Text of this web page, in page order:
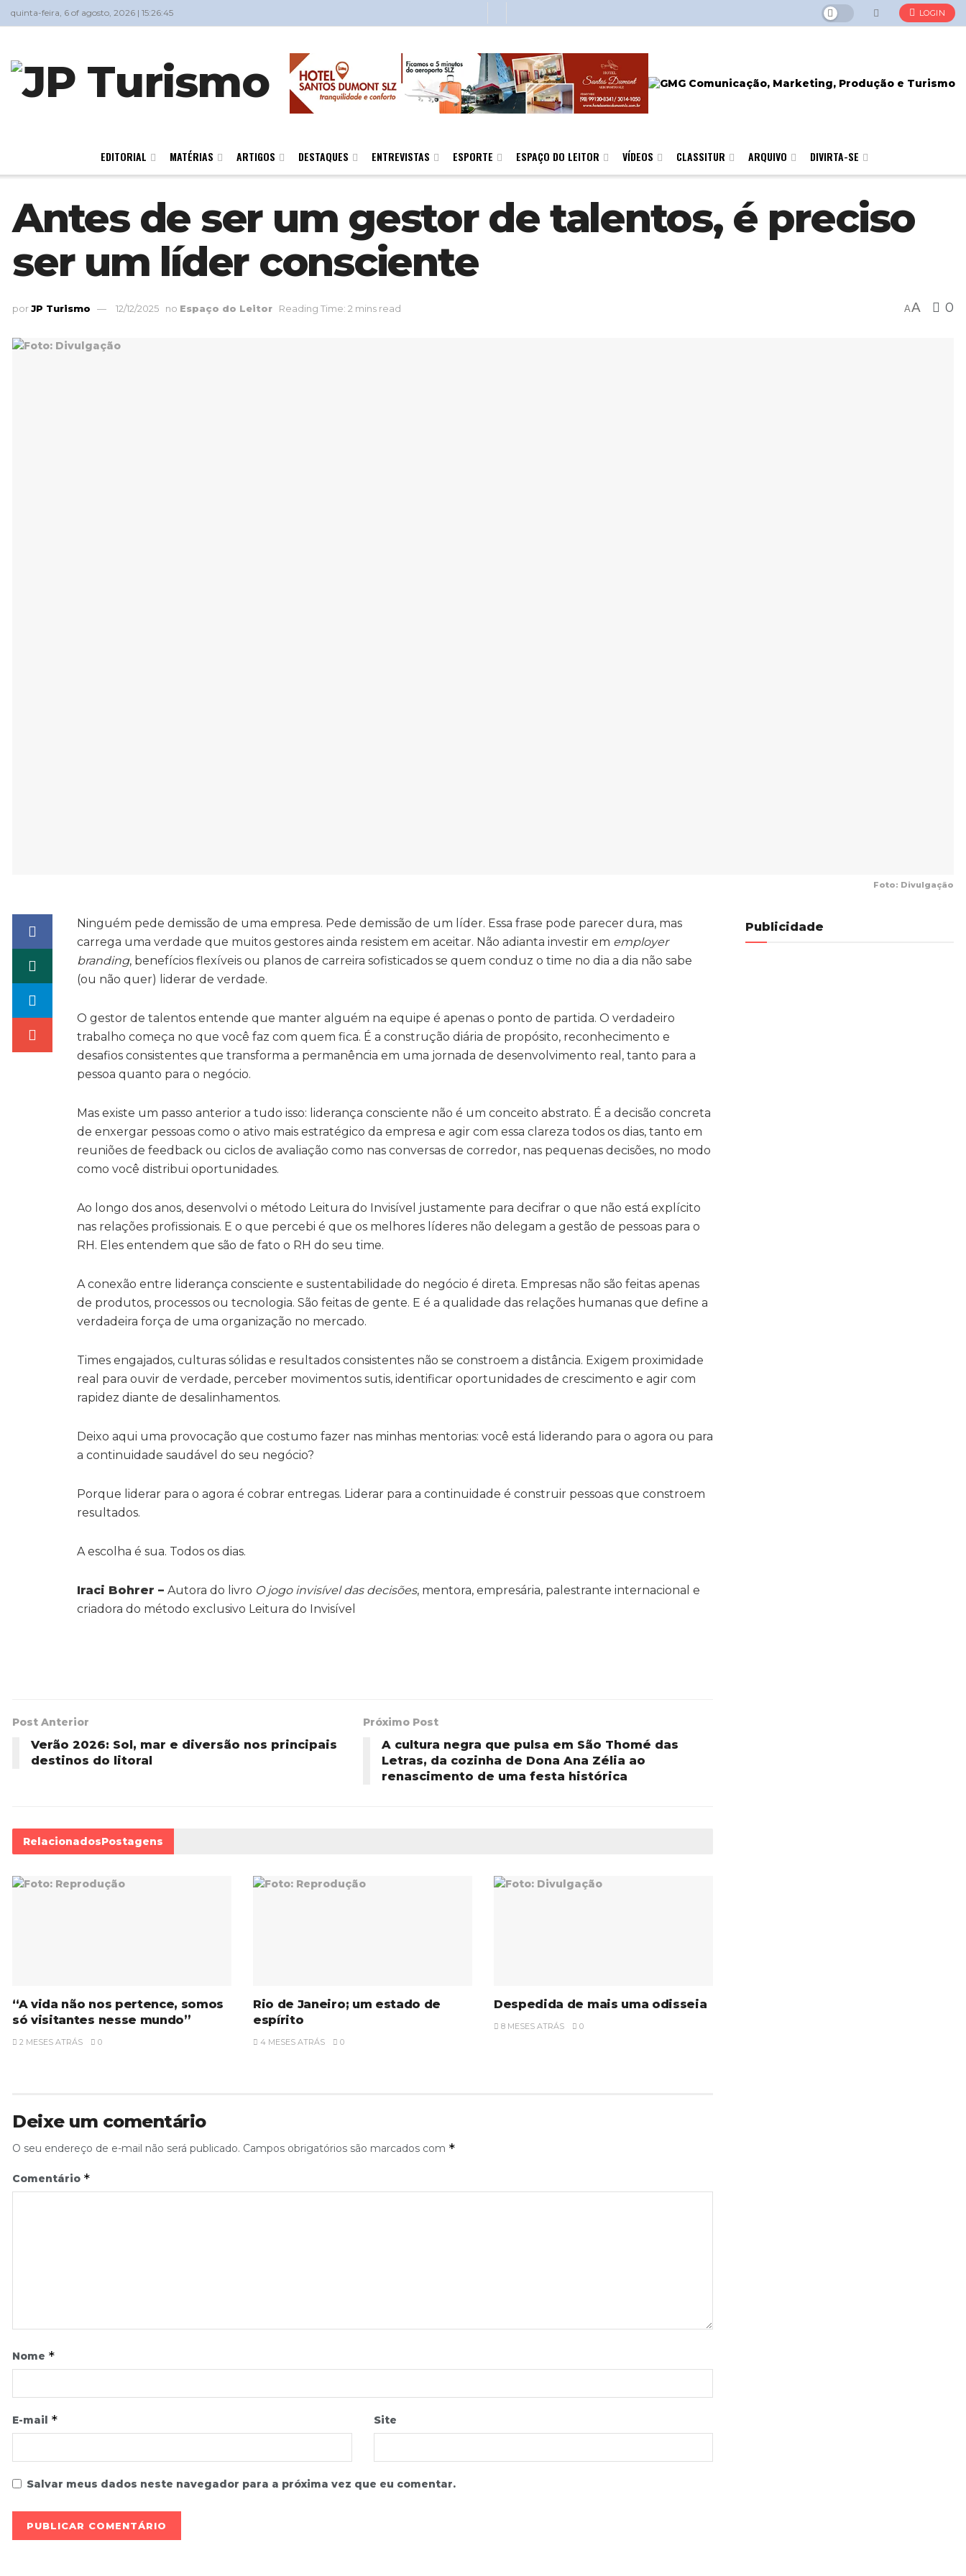
quinta-feira, 6 of agosto, 2026 | 15:26:45 LOGIN
EDITORIAL MATÉRIAS ARTIGOS DESTAQUES ENTREVISTAS ESPORTE ESPAÇO DO LEITOR VÍDEOS CLASSITUR ARQUIVO DIVIRTA-SE
Antes de ser um gestor de talentos, é preciso
ser um líder consciente
porJP Turismo 12/12/2025 no Espaço do Leitor Reading Time: 2 mins read AA 0
Foto: Divulgação
Ninguém pede demissão de uma empresa. Pede demissão de um líder. Essa frase pode parecer dura, mas
carrega uma verdade que muitos gestores ainda resistem em aceitar. Não adianta investir em employer
branding, benefícios flexíveis ou planos de carreira sofisticados se quem conduz o time no dia a dia não sabe
(ou não quer) liderar de verdade.
O gestor de talentos entende que manter alguém na equipe é apenas o ponto de partida. O verdadeiro
trabalho começa no que você faz com quem fica. É a construção diária de propósito, reconhecimento e
desafios consistentes que transforma a permanência em uma jornada de desenvolvimento real, tanto para a
pessoa quanto para o negócio.
Mas existe um passo anterior a tudo isso: liderança consciente não é um conceito abstrato. É a decisão concreta
de enxergar pessoas como o ativo mais estratégico da empresa e agir com essa clareza todos os dias, tanto em
reuniões de feedback ou ciclos de avaliação como nas conversas de corredor, nas pequenas decisões, no modo
como você distribui oportunidades.
Ao longo dos anos, desenvolvi o método Leitura do Invisível justamente para decifrar o que não está explícito
nas relações profissionais. E o que percebi é que os melhores líderes não delegam a gestão de pessoas para o
RH. Eles entendem que são de fato o RH do seu time.
A conexão entre liderança consciente e sustentabilidade do negócio é direta. Empresas não são feitas apenas
de produtos, processos ou tecnologia. São feitas de gente. E é a qualidade das relações humanas que define a
verdadeira força de uma organização no mercado.
Times engajados, culturas sólidas e resultados consistentes não se constroem a distância. Exigem proximidade
real para ouvir de verdade, perceber movimentos sutis, identificar oportunidades de crescimento e agir com
rapidez diante de desalinhamentos.
Deixo aqui uma provocação que costumo fazer nas minhas mentorias: você está liderando para o agora ou para
a continuidade saudável do seu negócio?
Porque liderar para o agora é cobrar entregas. Liderar para a continuidade é construir pessoas que constroem
resultados.
A escolha é sua. Todos os dias.
Iraci Bohrer – Autora do livro O jogo invisível das decisões, mentora, empresária, palestrante internacional e
criadora do método exclusivo Leitura do Invisível
Post Anterior
Verão 2026: Sol, mar e diversão nos principais
destinos do litoral
Próximo Post
A cultura negra que pulsa em São Thomé das
Letras, da cozinha de Dona Ana Zélia ao
renascimento de uma festa histórica
RelacionadosPostagens
“A vida não nos pertence, somos
só visitantes nesse mundo”
2 MESES ATRÁS 0
Rio de Janeiro; um estado de
espírito
4 MESES ATRÁS 0
Despedida de mais uma odisseia
8 MESES ATRÁS 0
Deixe um comentário
O seu endereço de e-mail não será publicado. Campos obrigatórios são marcados com *
Comentário *
Nome *
E-mail * Site
Salvar meus dados neste navegador para a próxima vez que eu comentar.
Publicidade